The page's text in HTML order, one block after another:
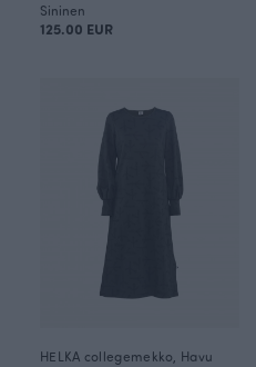
Sininen
125.00 EUR
HELKA collegemekko, Havu